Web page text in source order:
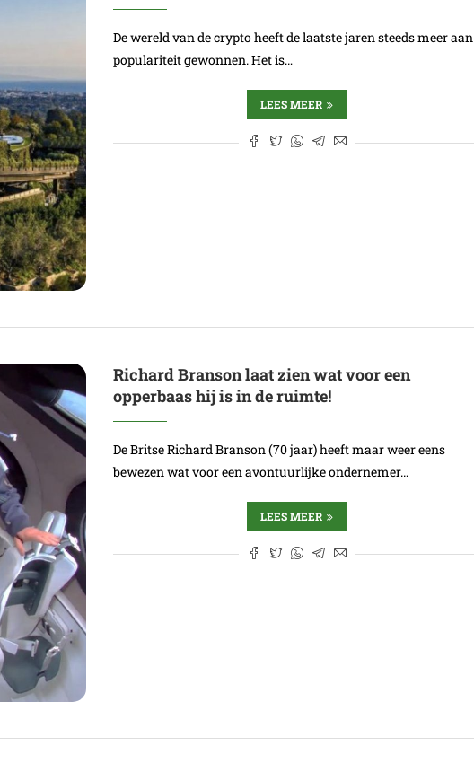
De wereld van de crypto heeft de laatste jaren steeds meer aan
populariteit gewonnen. Het is…
LEES MEER
Richard Branson laat zien wat voor een
opperbaas hij is in de ruimte!
De Britse Richard Branson (70 jaar) heeft maar weer eens
bewezen wat voor een avontuurlijke ondernemer…
LEES MEER